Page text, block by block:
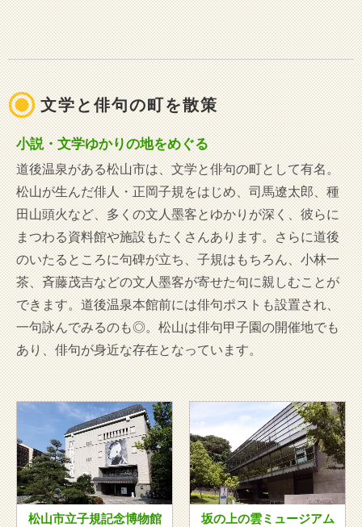
文学と俳句の町を散策
小説・文学ゆかりの地をめぐる
道後温泉がある松山市は、文学と俳句の町として有名。
松山が生んだ俳人・正岡子規をはじめ、司馬遼太郎、種
田山頭火など、多くの文人墨客とゆかりが深く、彼らに
まつわる資料館や施設もたくさんあります。さらに道後
のいたるところに句碑が立ち、子規はもちろん、小林一
茶、斉藤茂吉などの文人墨客が寄せた句に親しむことが
できます。道後温泉本館前には俳句ポストも設置され、
一句詠んでみるのも◎。松山は俳句甲子園の開催地でも
あり、俳句が身近な存在となっています。
松山市立子規記念博物館 坂の上の雲ミュージアム